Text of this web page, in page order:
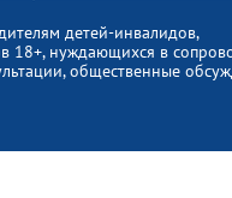
детей-инвалидов,
18+, нуждающихся в
общественные